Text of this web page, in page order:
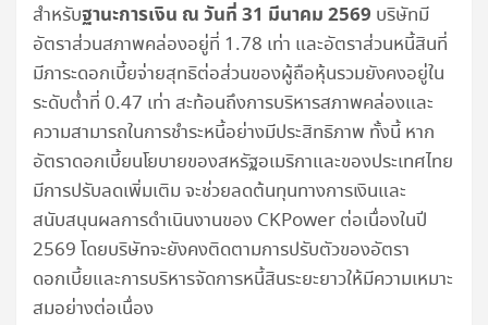
สำหรับฐานะการเงิน ณ วันที่ 31 มีนาคม 2569 บริษัทมี
อัตราส่วนสภาพคล่องอยู่ที่ 1.78 เท่า และอัตราส่วนหนี้สินที่
มีภาระดอกเบี้ยจ่ายสุทธิต่อส่วนของผู้ถือหุ้นรวมยังคงอยู่ใน
ระดับต่ำที่ 0.47 เท่า สะท้อนถึงการบริหารสภาพคล่องและ
ความสามารถในการชำระหนี้อย่างมีประสิทธิภาพ ทั้งนี้ หาก
อัตราดอกเบี้ยนโยบายของสหรัฐอเมริกาและของประเทศไทย
มีการปรับลดเพิ่มเติม จะช่วยลดต้นทุนทางการเงินและ
สนับสนุนผลการดำเนินงานของ CKPower ต่อเนื่องในปี
2569 โดยบริษัทจะยังคงติดตามการปรับตัวของอัตรา
ดอกเบี้ยและการบริหารจัดการหนี้สินระยะยาวให้มีความเหมาะ
สมอย่างต่อเนื่อง